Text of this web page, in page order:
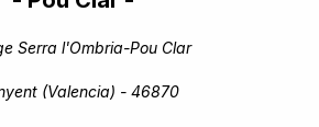
Serra l'Ombria-Pou Clar
(Valencia) - 46870